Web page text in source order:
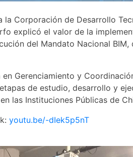
la Corporación de Desarrollo
explicó el valor de la
del Mandato Nacional
Gerenciamiento y
de estudio, desarrollo y
las Instituciones Públicas de
youtu.be/-dIek5p5nT